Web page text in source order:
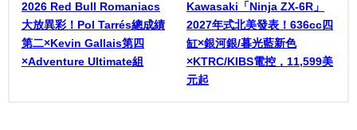
2026 Red Bull Romaniacs
大放異彩！Pol Tarrés總成績
第二×Kevin Gallais第四
×Adventure Ultimate組
Kawasaki「Ninja ZX-6R」
2027年式北美發表！636cc四
缸×銀河銀/暮光藍新色
×KTRC/KIBS電控，11,599美
元起